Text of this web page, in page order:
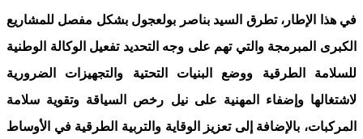
في هذا الإطار، تطرق السيد بناصر بولعجول بشكل مفصل للمشاريع
الكبرى المبرمجة والتي تهم على وجه التحديد تفعيل الوكالة الوطنية
للسلامة الطرقية ووضع البنيات التحتية والتجهيزات الضرورية
لاشتغالها وإضفاء المهنية على نيل رخص السياقة وتقوية سلامة
المركبات، بالإضافة إلى تعزيز الوقاية والتربية الطرقية في الأوساط